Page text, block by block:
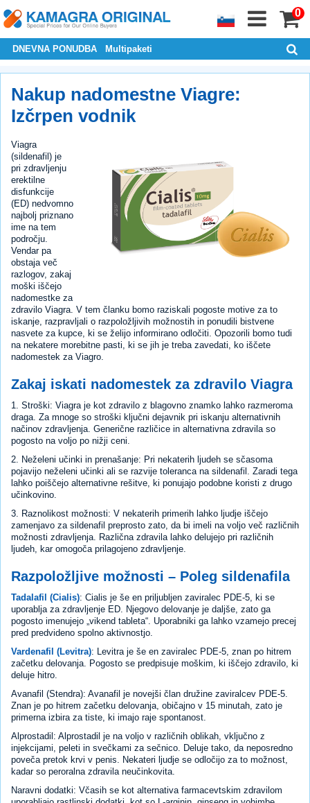
0
DNEVNA PONUDBA Multipaketi
Nakup nadomestne Viagre:
Izčrpen vodnik
Viagra
(sildenafil) je
pri zdravljenju
erektilne
disfunkcije
(ED) nedvomno
najbolj priznano
ime na tem
področju.
Vendar pa
obstaja več
razlogov, zakaj
moški iščejo
nadomestke za
zdravilo Viagra. V tem članku bomo raziskali pogoste motive za to
iskanje, razpravljali o razpoložljivih možnostih in ponudili bistvene
nasvete za kupce, ki se želijo informirano odločiti. Opozorili bomo tudi
na nekatere morebitne pasti, ki se jih je treba zavedati, ko iščete
nadomestek za Viagro.
Zakaj iskati nadomestek za zdravilo Viagra
1. Stroški: Viagra je kot zdravilo z blagovno znamko lahko razmeroma
draga. Za mnoge so stroški ključni dejavnik pri iskanju alternativnih
načinov zdravljenja. Generične različice in alternativna zdravila so
pogosto na voljo po nižji ceni.
2. Neželeni učinki in prenašanje: Pri nekaterih ljudeh se sčasoma
pojavijo neželeni učinki ali se razvije toleranca na sildenafil. Zaradi tega
lahko poiščejo alternativne rešitve, ki ponujajo podobne koristi z drugo
učinkovino.
3. Raznolikost možnosti: V nekaterih primerih lahko ljudje iščejo
zamenjavo za sildenafil preprosto zato, da bi imeli na voljo več različnih
možnosti zdravljenja. Različna zdravila lahko delujejo pri različnih
ljudeh, kar omogoča prilagojeno zdravljenje.
Razpoložljive možnosti – Poleg sildenafila
Tadalafil (Cialis): Cialis je še en priljubljen zaviralec PDE-5, ki se
uporablja za zdravljenje ED. Njegovo delovanje je daljše, zato ga
pogosto imenujejo „vikend tableta“. Uporabniki ga lahko vzamejo precej
pred predvideno spolno aktivnostjo.
Vardenafil (Levitra): Levitra je še en zaviralec PDE-5, znan po hitrem
začetku delovanja. Pogosto se predpisuje moškim, ki iščejo zdravilo, ki
deluje hitro.
Avanafil (Stendra): Avanafil je novejši član družine zaviralcev PDE-5.
Znan je po hitrem začetku delovanja, običajno v 15 minutah, zato je
primerna izbira za tiste, ki imajo raje spontanost.
Alprostadil: Alprostadil je na voljo v različnih oblikah, vključno z
injekcijami, peleti in svečkami za sečnico. Deluje tako, da neposredno
poveča pretok krvi v penis. Nekateri ljudje se odločijo za to možnost,
kadar so peroralna zdravila neučinkovita.
Naravni dodatki: Včasih se kot alternativa farmacevtskim zdravilom